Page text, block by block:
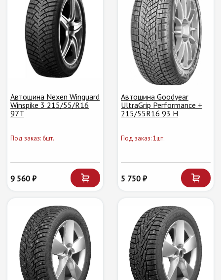
Автошина Nexen Winguard
Winspike 3 215/55/R16
97T
Под заказ: 6шт.
9 560 ₽
Автошина Goodyear
UltraGrip Performance +
215/55R16 93 H
Под заказ: 1шт.
5 750 ₽